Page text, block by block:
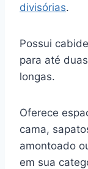
divisórias.
Possui
para até
longas.
Oferece
cama,
amontoado
em sua